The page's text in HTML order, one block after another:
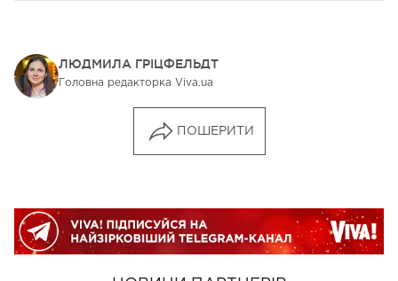
ЛЮДМИЛА ГРІЦФЕЛЬДТ
Головна редакторка Viva.ua
ПОШЕРИТИ